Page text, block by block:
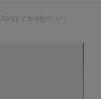
z białym